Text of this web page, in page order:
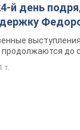
й день
до
т.